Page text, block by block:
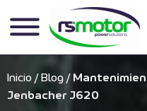
Inicio / Blog /
Jenbacher J620